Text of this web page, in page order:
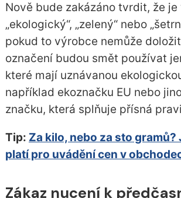
Nově bude zakázáno tvrdit, že
„ekologický“, „zelený“ nebo
pokud to výrobce nemůže
označení budou smět používat
které mají uznávanou
například ekoznačku EU nebo
značku, která splňuje přísná
Tip: Za kilo, nebo za sto gramů?
platí pro uvádění cen v
Zákaz nucení k